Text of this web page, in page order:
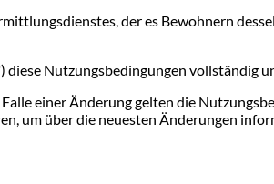
der es Bewohnern
Nutzungsbedingungen vollständig
einer Änderung gelten die
um über die neuesten Änderungen